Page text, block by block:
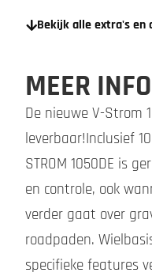
Bekijk alle extra's en
MEER
De nieuwe V-Strom
leverbaar!Inclusief
STROM 1050DE is
en controle, ook
verder gaat over
roadpaden.
specifieke features